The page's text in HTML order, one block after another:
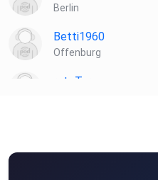
Berlin
Betti1960
Offenburg
roteTara